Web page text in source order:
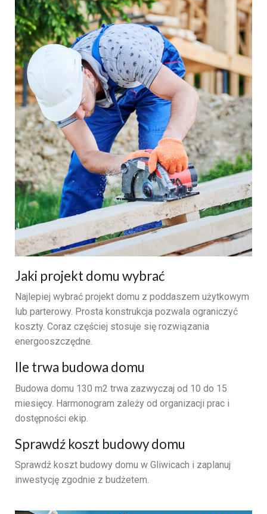
Jaki projekt domu wybrać
Najlepiej wybrać projekt domu z poddaszem użytkowym
lub parterowy. Prosta konstrukcja pozwala ograniczyć
koszty. Coraz częściej stosuje się rozwiązania
energooszczędne.
Ile trwa budowa domu
Budowa domu 130 m2 trwa zazwyczaj od 10 do 15
miesięcy. Harmonogram zależy od organizacji prac i
dostępności ekip.
Sprawdź koszt budowy domu
Sprawdź koszt budowy domu w Gliwicach i zaplanuj
inwestycję zgodnie z budżetem.